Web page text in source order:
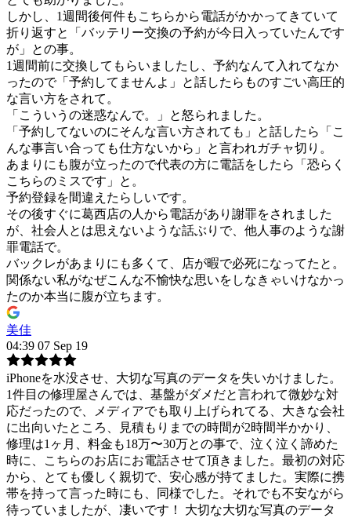
しかし、1週間後何件もこちらから電話がかかってきていて
折り返すと「バッテリー交換の予約が今日入っていたんです
が」との事。
1週間前に交換してもらいましたし、予約なんて入れてなか
ったので「予約してませんよ」と話したらものすごい高圧的
な言い方をされて。
「こういうの迷惑なんで。」と怒られました。
「予約してないのにそんな言い方されても」と話したら「こ
んな事言い合っても仕方ないから」と言われガチャ切り。
あまりにも腹が立ったので代表の方に電話をしたら「恐らく
こちらのミスです」と。
予約登録を間違えたらしいです。
その後すぐに葛西店の人から電話があり謝罪をされました
が、社会人とは思えないような話ぶりで、他人事のような謝
罪電話で。
バックレがあまりにも多くて、店が暇で必死になってたと。
関係ない私がなぜこんな不愉快な思いをしなきゃいけなかっ
たのか本当に腹が立ちます。
美佳
04:39 07 Sep 19
iPhoneを水没させ、大切な写真のデータを失いかけました。
1件目の修理屋さんでは、基盤がダメだと言われて微妙な対
応だったので、メディアでも取り上げられてる、大きな会社
に出向いたところ、見積もりまでの時間が2時間半かかり、
修理は1ヶ月、料金も18万〜30万との事で、泣く泣く諦めた
時に、こちらのお店にお電話させて頂きました。最初の対応
から、とても優しく親切で、安心感が持てました。実際に携
帯を持って言った時にも、同様でした。それでも不安ながら
待っていましたが、凄いです！ 大切な大切な写真のデータ